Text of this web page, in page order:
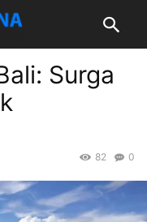
Surga
0
82